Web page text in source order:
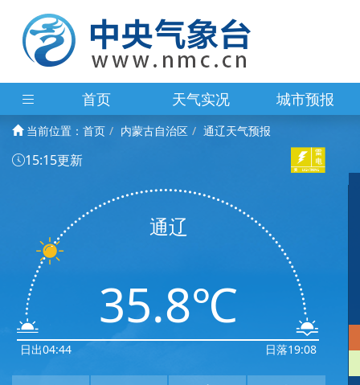
首页 天气实况 城市预报
当前位置： 首页 内蒙古自治区 通辽天气预报
15:15更新
日出04:44
通辽
35.8℃
日落19:08